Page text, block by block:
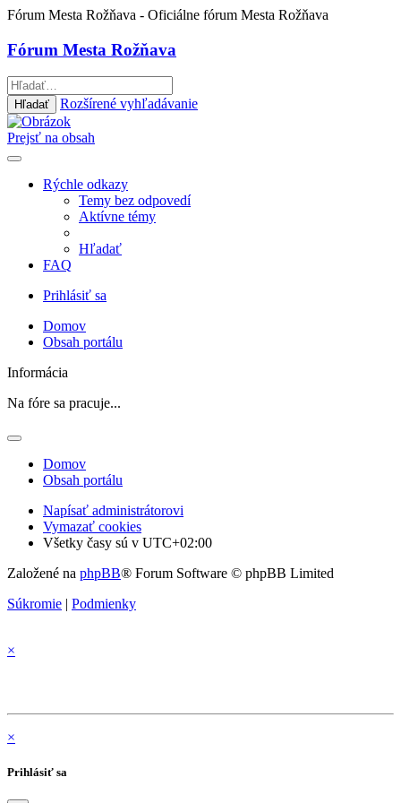
Fórum Mesta Rožňava - Oficiálne fórum Mesta Rožňava
Fórum Mesta Rožňava
Hľadať Rozšírené vyhľadávanie
Prejsť na obsah
Rýchle odkazy
Temy bez odpovedí
Aktívne témy
Hľadať
FAQ
Prihlásiť sa
Domov
Obsah portálu
Informácia
Na fóre sa pracuje...
Domov
Obsah portálu
Napísať administrátorovi
Vymazať cookies
Všetky časy sú v UTC+02:00
Založené na phpBB® Forum Software © phpBB Limited
Súkromie | Podmienky
×
×
Prihlásiť sa